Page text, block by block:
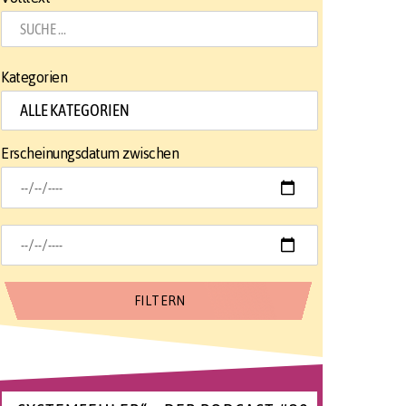
Kategorien
Erscheinungsdatum zwischen